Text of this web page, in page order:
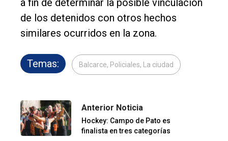
a fin de determinar la posible vinculación
de los detenidos con otros hechos
similares ocurridos en la zona.
Temas: Balcarce, Policiales, La ciudad
Anterior Noticia
Hockey: Campo de Pato es
finalista en tres categorías